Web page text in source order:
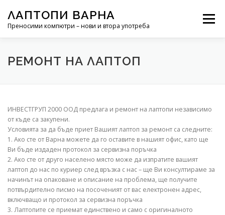
ЛАПТОПИ ВАРНА
Преносими компютри – нови и втора употреба
Меню
РЕМОНТ НА ЛАПТОП НОВИНИ
РЕМОНТ НА ЛАПТОП
ИНВЕСТГРУП 2000 ООД предлага и ремонт на лаптопи независимо
от къде са закупени.
Условията за да бъде приет Вашият лаптоп за ремонт са следните:
1. Ако сте от Варна можете да го оставите в нашият офис, като ще
Ви бъде издаден протокол за сервизна поръчка
2. Ако сте от друго населено място може да изпратите вашият
лаптоп до нас по куриер след връзка с нас – ще Ви консултираме за
начинът на опаковане и описание на проблема, ще получите
потвърдително писмо на посоченият от вас електронен адрес,
включващо и протокол за сервизна поръчка
3. Лаптопите се приемат единствено и само с оригиналното